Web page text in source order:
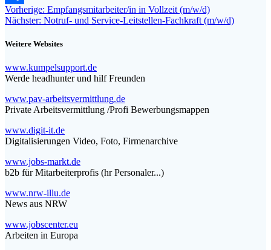
Teilen
Beitragsnavigation
Vorherige: Vorheriger
Beitrag:
Empfangsmitarbeiter/in in Vollzeit (m/w/d)
Nächster: Nächster
Notruf- und Service-Leitstellen-Fachkraft (m/w/d)
Weitere Websites
www.kumpelsupport.de
Werde headhunter und hilf Freunden
www.pav-arbeitsvermittlung.de
Private Arbeitsvermittlung /Profi Bewerbungsmappen
www.digit-it.de
Digitalisierungen Video, Foto, Firmenarchive
www.jobs-markt.de
b2b für Mitarbeiterprofis (hr Personaler...)
www.nrw-illu.de
News aus NRW
www.jobscenter.eu
Arbeiten in Europa